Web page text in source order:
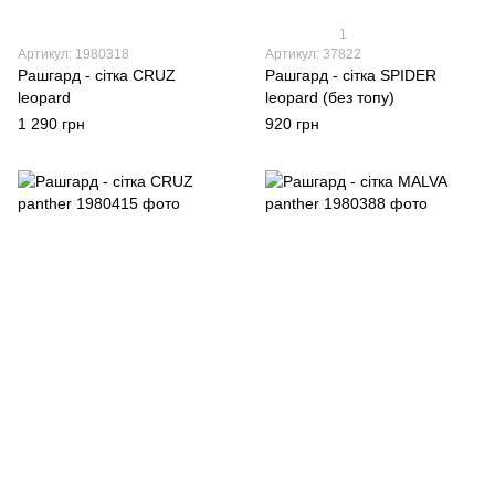
Артикул: 1980318
Рашгард - сітка CRUZ
leopard
1 290 грн
1
Артикул: 37822
Рашгард - сітка SPIDER
leopard (без топу)
920 грн